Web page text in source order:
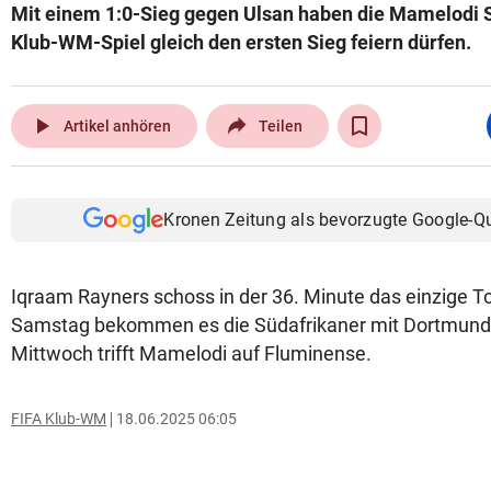
Mit einem 1:0-Sieg gegen Ulsan haben die Mamelodi
Klub-WM-Spiel gleich den ersten Sieg feiern dürfen.
play_arrow Artikel anhören Teilen
Kronen Zeitung als bevorzugte Google-
Iqraam Rayners schoss in der 36. Minute das einzige
Samstag bekommen es die Südafrikaner mit
Mittwoch trifft Mamelodi auf Fluminense.
FIFA Klub-WM 18.06.2025 06:05